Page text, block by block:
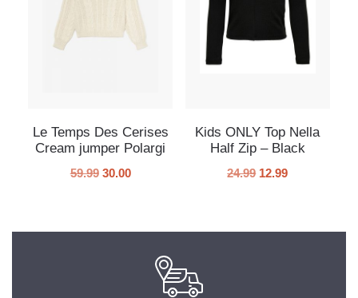
Le Temps Des Cerises
Cream jumper Polargi
59.99 30.00
Kids ONLY Top Nella
Half Zip – Black
24.99 12.99